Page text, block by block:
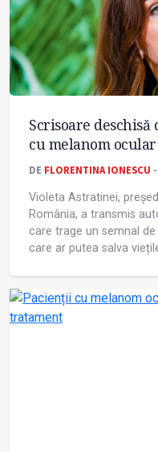
Scrisoare
cu melanom
DE FLORENTINA IONESCU
Violeta Astratinei,
România, a transmis
care trage un semnal
care ar putea salva